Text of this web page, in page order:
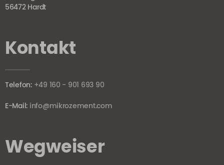
56472 Hardt
Kontakt
Telefon: +49 160 - 901 693 90
E-Mail: info@mikrozement.com
Wegweiser